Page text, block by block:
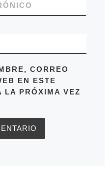
CORREO
EN ESTE
LA PRÓXIMA VEZ